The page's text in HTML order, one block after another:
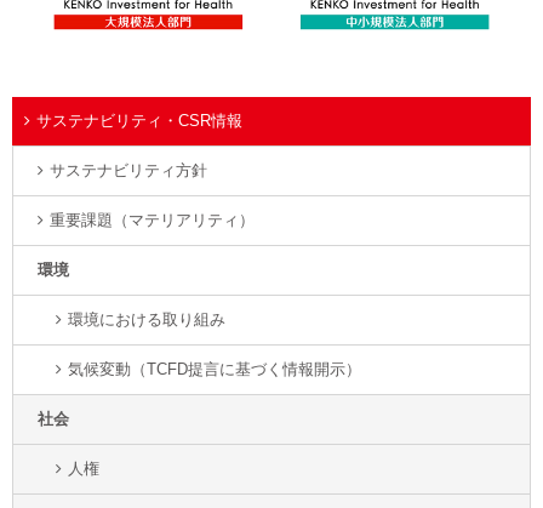
サステナビリティ・CSR情報
サステナビリティ方針
重要課題（マテリアリティ）
環境
環境における取り組み
気候変動（TCFD提言に基づく情報開示）
社会
人権